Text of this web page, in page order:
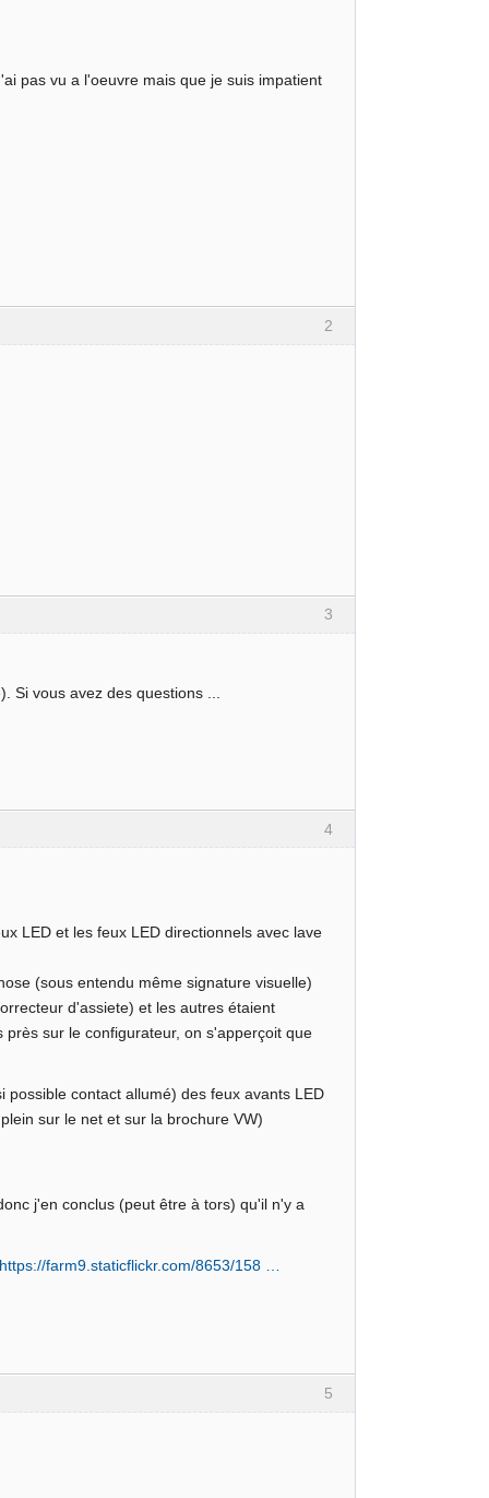
pas vu a l'oeuvre mais que je suis impatient
2
3
Si vous avez des questions ...
4
LED et les feux LED directionnels avec lave
(sous entendu même signature visuelle)
d'assiete) et les autres étaient
sur le configurateur, on s'apperçoit que
contact allumé) des feux avants LED
sur le net et sur la brochure VW)
j'en conclus (peut être à tors) qu'il n'y a
https://farm9.staticflickr.com/8653/158 …
5